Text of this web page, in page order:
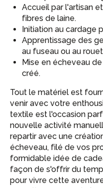
Accueil par l'artisan
fibres de laine.
Initiation au cardage
Apprentissage des
au fuseau ou au
Mise en écheveau
créé.
Tout le matériel est
venir avec votre
textile est l'occasion
nouvelle activité
repartir avec une
écheveau, filé de vos
formidable idée de
façon de s'offrir du
pour vivre cette